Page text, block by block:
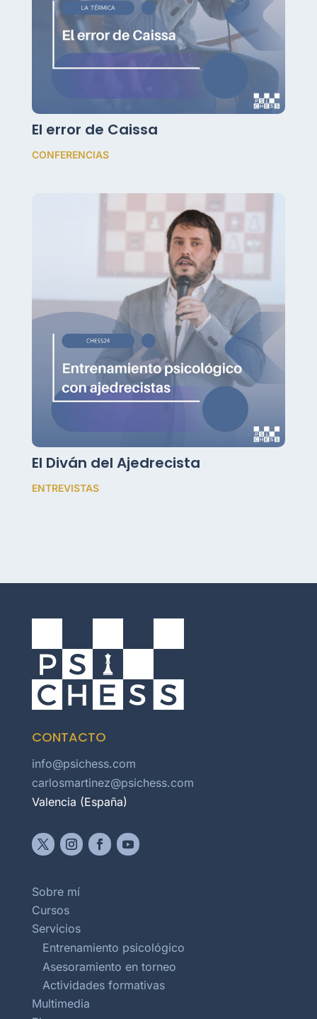
El error de Caissa
CONFERENCIAS
El Diván del Ajedrecista
ENTREVISTAS
CONTACTO
info@psichess.com
carlosmartinez@psichess.com
Valencia (España)
Sobre mí
Cursos
Servicios
Entrenamiento psicológico
Asesoramiento en torneo
Actividades formativas
Multimedia